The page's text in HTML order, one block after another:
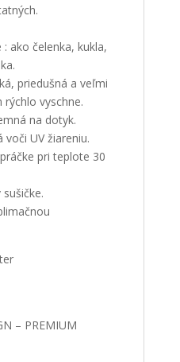
ako čelenka, kukla,
priedušná a veľmi
vyschne.
na dotyk.
UV žiareniu.
pri teplote 30
– PREMIUM